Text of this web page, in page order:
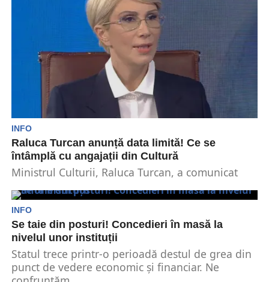
INFO
Raluca Turcan anunță data limită! Ce se
întâmplă cu angajații din Cultură
Ministrul Culturii, Raluca Turcan, a comunicat
comasare a...
INFO
Se taie din posturi! Concedieri în masă la
nivelul unor instituții
Statul trece printr-o perioadă destul de grea din
punct de vedere economic și financiar. Ne